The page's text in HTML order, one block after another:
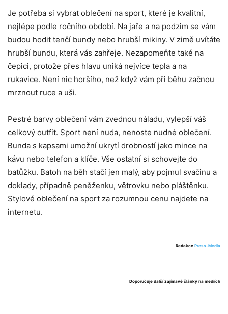
Je potřeba si vybrat oblečení na sport, které je kvalitní,
nejlépe podle ročního období. Na jaře a na podzim se vám
budou hodit tenčí bundy nebo hrubší mikiny. V zimě uvítáte
hrubší bundu, která vás zahřeje. Nezapomeňte také na
čepici, protože přes hlavu uniká nejvíce tepla a na
rukavice. Není nic horšího, než když vám při běhu začnou
mrznout ruce a uši.
Pestré barvy oblečení vám zvednou náladu, vylepší váš
celkový outfit. Sport není nuda, nenoste nudné oblečení.
Bunda s kapsami umožní ukrytí drobností jako mince na
kávu nebo telefon a klíče. Vše ostatní si schovejte do
batůžku. Batoh na běh stačí jen malý, aby pojmul svačinu a
doklady, případně peněženku, větrovku nebo pláštěnku.
Stylové oblečení na sport za rozumnou cenu najdete na
internetu.
Redakce Press-Media
Doporučuje další zajímavé články na mediích